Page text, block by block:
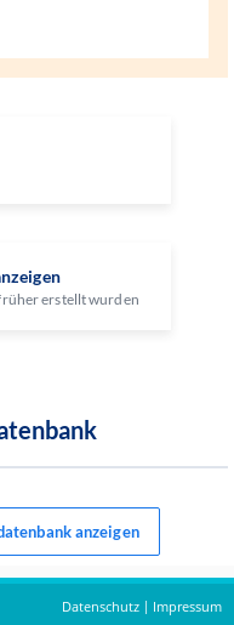
erstellt wurden
anzeigen
Datenschutz | Impressum